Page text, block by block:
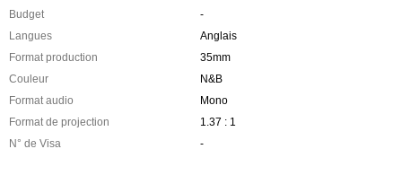
Budget
-
Langues
Anglais
Format production
35mm
Couleur
N&B
Format audio
Mono
Format de projection
1.37 : 1
N° de Visa
-